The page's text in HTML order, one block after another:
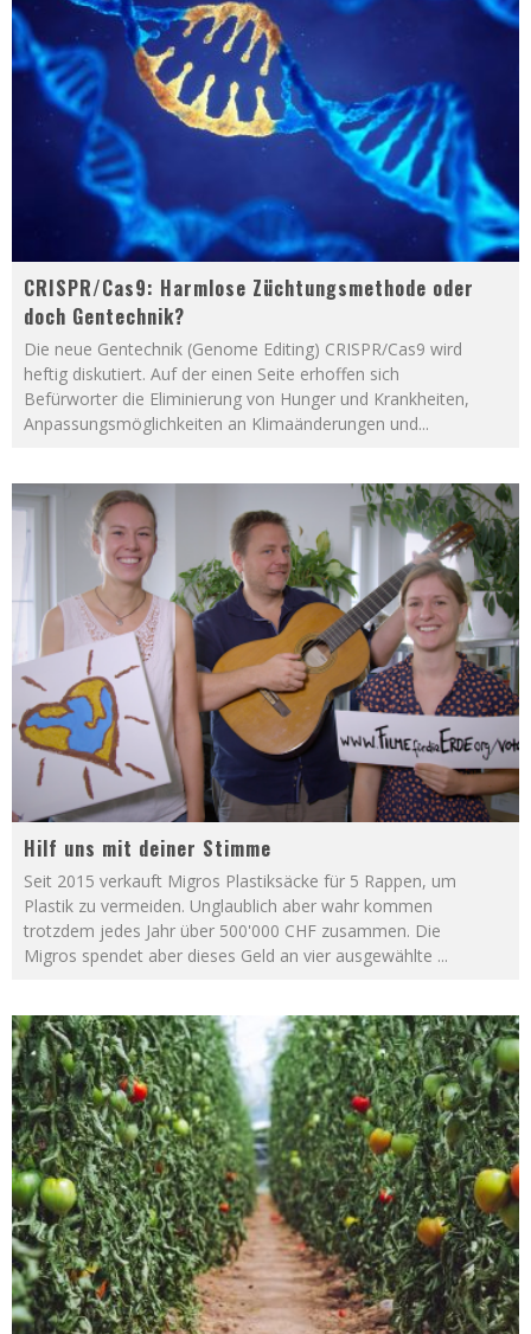
CRISPR/Cas9: Harmlose Züchtungsmethode oder
doch Gentechnik?
Die neue Gentechnik (Genome Editing) CRISPR/Cas9 wird
heftig diskutiert. Auf der einen Seite erhoffen sich
Befürworter die Eliminierung von Hunger und Krankheiten,
Anpassungsmöglichkeiten an Klimaänderungen und...
Hilf uns mit deiner Stimme
Seit 2015 verkauft Migros Plastiksäcke für 5 Rappen, um
Plastik zu vermeiden. Unglaublich aber wahr kommen
trotzdem jedes Jahr über 500'000 CHF zusammen. Die
Migros spendet aber dieses Geld an vier ausgewählte ...